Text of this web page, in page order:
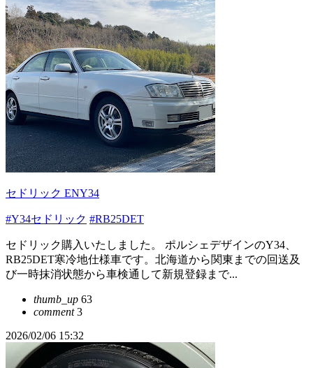
セドリック ENY34
#Y34セドリック #RB25DET
セドリック購入いたしました。 ポルシェデザインのY34、
RB25DET寒冷地仕様車です。北海道から関東までの回送及
び一時抹消状態から車検通して新規登録まで...
thumb_up 63
comment3
2026/02/06 15:32